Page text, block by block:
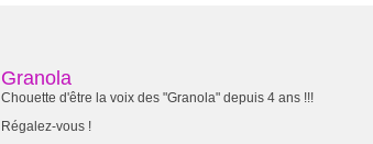
Granola
Chouette d'être la voix des "Granola" depuis 4 ans !!!
Régalez-vous !